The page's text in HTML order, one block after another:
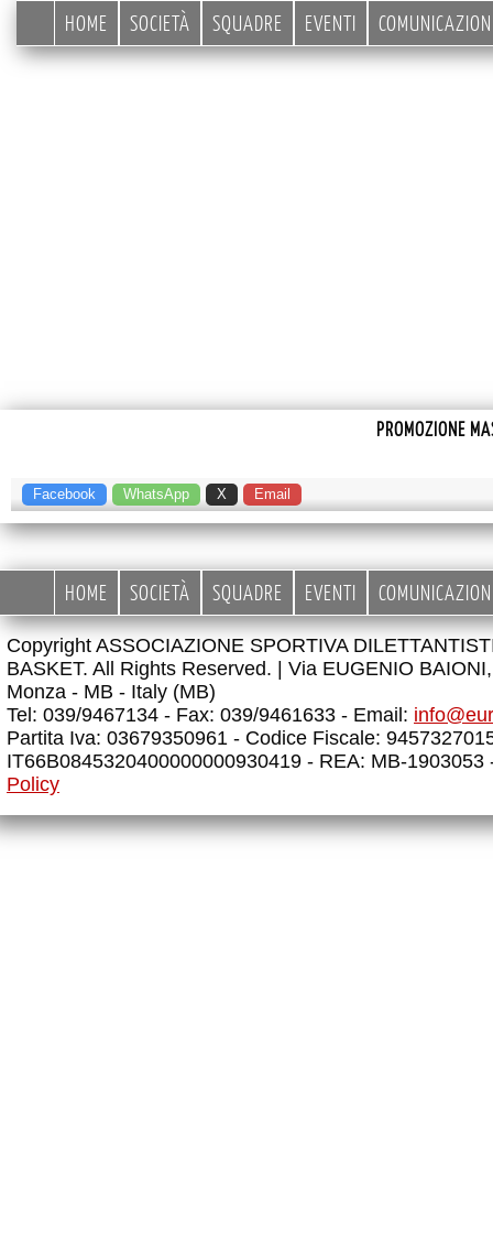
HOME SOCIETÀ SQUADRE EVENTI
PROMOZIONE
Facebook WhatsApp X Email
HOME SOCIETÀ SQUADRE EVENTI
Copyright ASSOCIAZIONE SPORTIVA
BASKET. All Rights Reserved. | Via EUGENIO
Monza - MB - Italy (MB)
Tel: 039/9467134 - Fax: 039/9461633 - Email:
Partita Iva: 03679350961 - Codice Fiscale:
IT66B0845320400000000930419 - REA: MB-
Policy